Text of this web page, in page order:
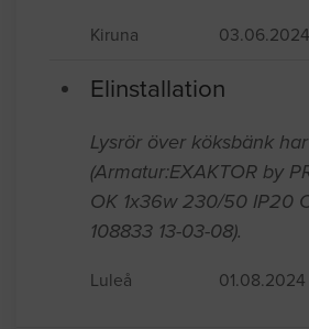
Kiruna
Elinstallation
Lysrör över köksbänk
(Armatur:EXAKTOR by
OK 1x36w 230/50 IP20
108833 13-03-08).
Luleå 01.08.2024